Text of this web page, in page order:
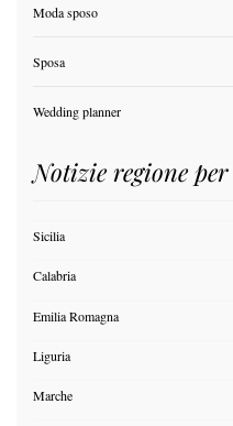
Moda sposo
Sposa
Wedding planner
Notizie regione
Sicilia
Calabria
Emilia Romagna
Liguria
Marche